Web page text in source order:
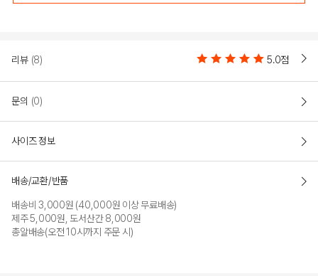
리뷰 (8) 5.0점
문의 (0)
사이즈 정보
배송/교환/반품
배송비 3,000원 (40,000원 이상 무료배송)
제주 5,000원, 도서산간 8,000원
총알배송(오전 10시까지 주문 시)